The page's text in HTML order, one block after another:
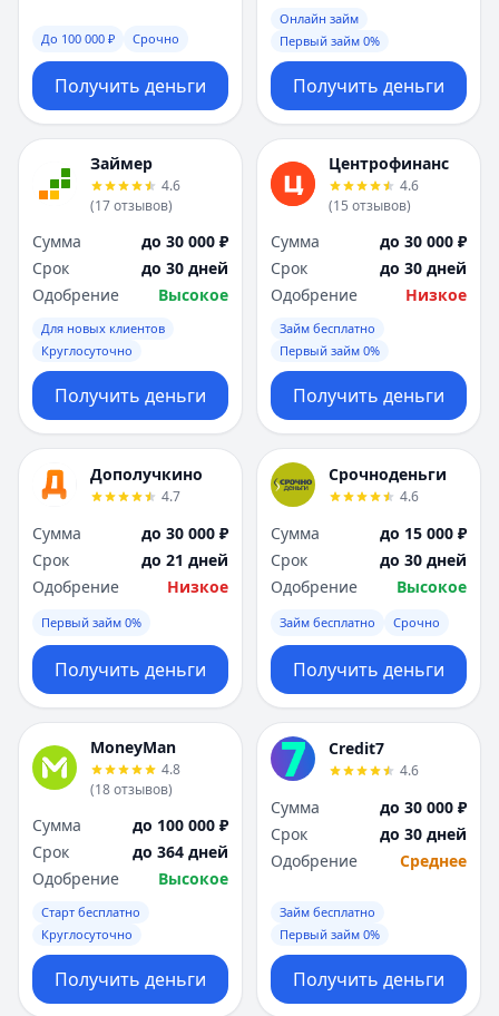
До 100 000 ₽ Срочно
Получить деньги
Онлайн займ
Первый займ 0%
Получить деньги
Займер
4.6
(17отзывов)
Сумма
до 30 000 ₽
Срок
до 30 дней
Одобрение
Высокое
Для новых клиентов
Круглосуточно
Получить деньги
Центрофинанс
4.6
(15 отзывов)
Сумма
до 30 000 ₽
Срок
до 30 дней
Одобрение
Низкое
Займ бесплатно
Первый займ 0%
Получить деньги
Дополучкино
4.7
Сумма
до 30 000 ₽
Срок
до 21 дней
Одобрение
Низкое
Первый займ 0%
Получить деньги
Срочноденьги
4.6
Сумма
до 15 000 ₽
Срок
до 30 дней
Одобрение
Высокое
Займ бесплатно Срочно
Получить деньги
MoneyMan
4.8
(18отзывов)
Сумма
до 100 000 ₽
Срок
до 364 дней
Одобрение
Высокое
Старт бесплатно
Круглосуточно
Получить деньги
Credit7
4.6
Сумма
до 30 000 ₽
Срок
до 30 дней
Одобрение
Среднее
Займ бесплатно
Первый займ 0%
Получить деньги